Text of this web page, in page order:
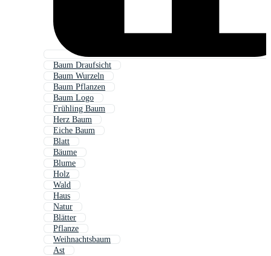
Baum Draufsicht
Baum Wurzeln
Baum Pflanzen
Baum Logo
Frühling Baum
Herz Baum
Eiche Baum
Blatt
Bäume
Blume
Holz
Wald
Haus
Natur
Blätter
Pflanze
Weihnachtsbaum
Ast